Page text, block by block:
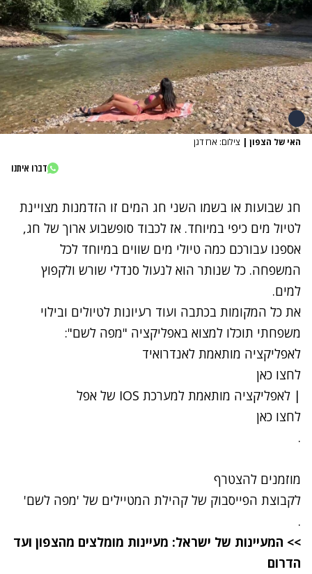
האי של הצפון | צילום: ארז דגן
דברו איתנו
חג שבועות או בשמו השני חג המים זו הזדמנות מצויינת
לטיול מים כיפי במיוחד. אז לכבוד סופשבוע ארוך של חג,
אספנו עבורכם כמה טיולי מים שווים במיוחד לכל
המשפחה. כל שנותר הוא לנעול סנדלי שורש ולקפוץ
למים.
את כל המקומות בכתבה ועוד רעיונות לטיולים ובילוי
משפחתי תוכלו למצוא באפליקציה "מפה לשם":
לאפליקציה מותאמת לאנדרואיד
לחצו כאן
| לאפליקציה מותאמת למערכת IOS של אפל
לחצו כאן
.
מוזמנים להצטרף
לקבוצת הפייסבוק של קהילת המטיילים של 'מפה לשם'
.
>> המעיינות של ישראל: מעיינות מומלצים מהצפון ועד
הדרום